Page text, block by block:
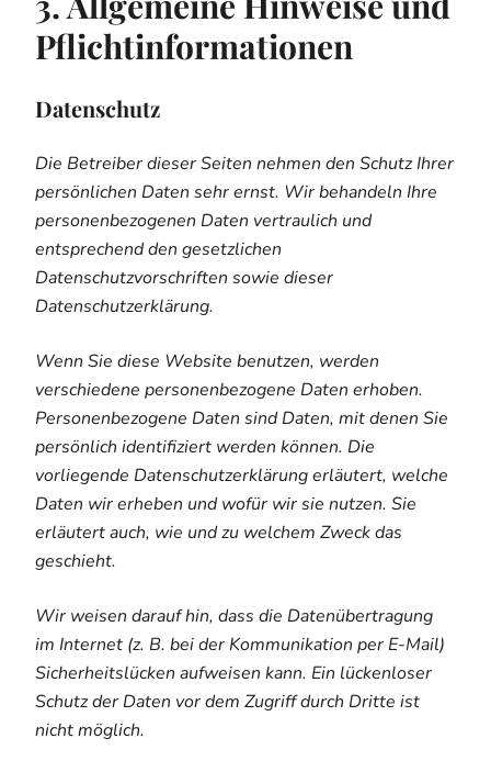
Pflicht­informationen
Datenschutz
Die Betreiber dieser Seiten nehmen den Schutz Ihrer
persönlichen Daten sehr ernst. Wir behandeln Ihre
personenbezogenen Daten vertraulich und
entsprechend den gesetzlichen
Datenschutzvorschriften sowie dieser
Datenschutzerklärung.
Wenn Sie diese Website benutzen, werden
verschiedene personenbezogene Daten erhoben.
Personenbezogene Daten sind Daten, mit denen Sie
persönlich identifiziert werden können. Die
vorliegende Datenschutzerklärung erläutert, welche
Daten wir erheben und wofür wir sie nutzen. Sie
erläutert auch, wie und zu welchem Zweck das
geschieht.
Wir weisen darauf hin, dass die Datenübertragung
im Internet (z. B. bei der Kommunikation per E-Mail)
Sicherheitslücken aufweisen kann. Ein lückenloser
Schutz der Daten vor dem Zugriff durch Dritte ist
nicht möglich.